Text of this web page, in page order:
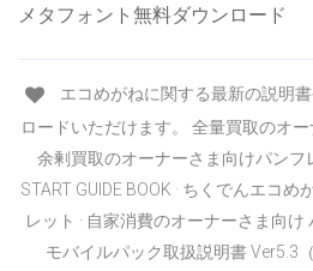
メタフォント無料ダウンロード
エコめがねに関する最新の説明
ロードいただけます。 全量買取のオ
余剰買取のオーナーさま向けパンフ
START GUIDE BOOK · ちくでんエコ
レット · 自家消費のオーナーさま向
モバイルパック取扱説明書 Ver5.3